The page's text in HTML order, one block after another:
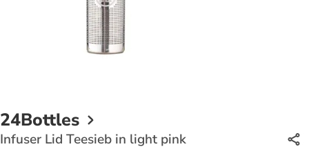
24Bottles
Infuser Lid Teesieb in light pink